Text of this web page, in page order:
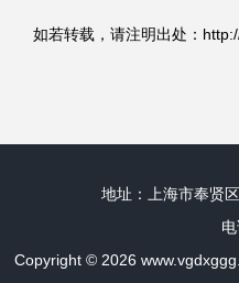
如若转载，请注明出处：
地址：上海市奉贤
Copyright © 2026